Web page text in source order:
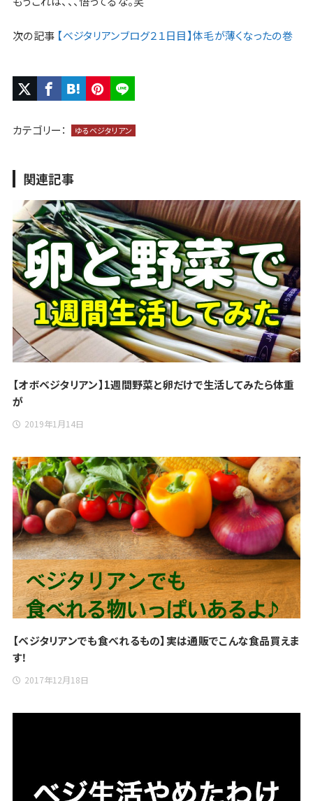
次の記事 【ベジタリアンブログ２１日目】体毛が薄くなったの巻
カテゴリー： ゆるベジタリアン
関連記事
【オボベジタリアン】1週間野菜と卵だけで生活してみたら体重
が
2019年1月14日
【ベジタリアンでも食べれるもの】実は通販でこんな食品買えま
す！
2017年12月18日